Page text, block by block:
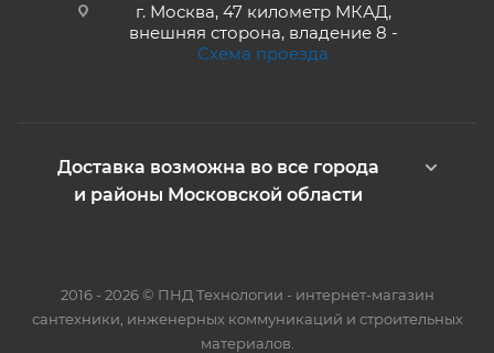
г. Москва, 47 километр МКАД,
внешняя сторона, владение 8 -
Схема проезда
Доставка возможна во все города
и районы Московской области
2016 - 2026 © ПНД Технологии - интернет-магазин
сантехники, инженерных коммуникаций и строительных
материалов.